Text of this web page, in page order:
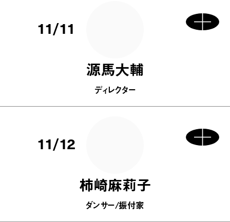
11/11
源馬大輔
ディレクター
11/12
柿崎麻莉子
ダンサー/振付家